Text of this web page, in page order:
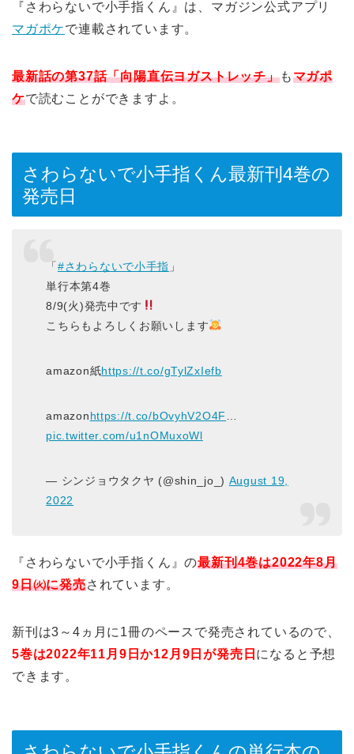
『さわらないで小手指くん』は、マガジン公式アプリ
マガポケで連載されています。
最新話の第37話「向陽直伝ヨガストレッチ」もマガポ
ケで読むことができますよ。
さわらないで小手指くん最新刊4巻の
発売日
「#さわらないで小手指 」
単行本第4巻
8/9(火)発売中です
こちらもよろしくお願いします
amazon紙https://t.co/gTylZxIefb
amazonhttps://t.co/bOvyhV2O4F
pic.twitter.com/u1nOMuxoWl
— シンジョウタクヤ (@shin_jo_) August 19,
2022
『さわらないで小手指くん』の最新刊4巻は2022年8月
9日㈫に発売されています。
新刊は3～4ヵ月に1冊のペースで発売されているので、
5巻は2022年11月9日か12月9日が発売日 になると予想
できます。